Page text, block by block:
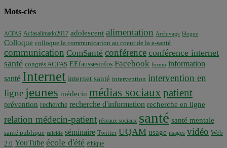
Mots-clés
ACFAS Acfasalimado2017 adolescent alimentation Archivage blogue
Colloque colloque la communication au coeur de la e-santé
communication ComSanté conférence conférence internet
santé congrès ACFAS EEfaussesinfos Facebook forum information
santé Internet internet santé intervention intervention en
ligne jeunes médecin médias sociaux patient
prévention recherche recherche d'information recherche en ligne
relation médecin-patient réseaux sociaux santé santé mentale
santé publique suicide séminaire Twitter UQAM usage usages vidéo Web
2.0 YouTube école d'été éthique